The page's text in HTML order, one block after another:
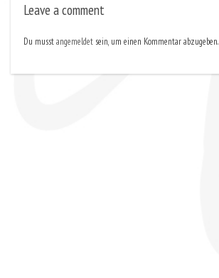
Leave a comment
Du musstangemeldet sein, um einen Kommentar abzugeben.